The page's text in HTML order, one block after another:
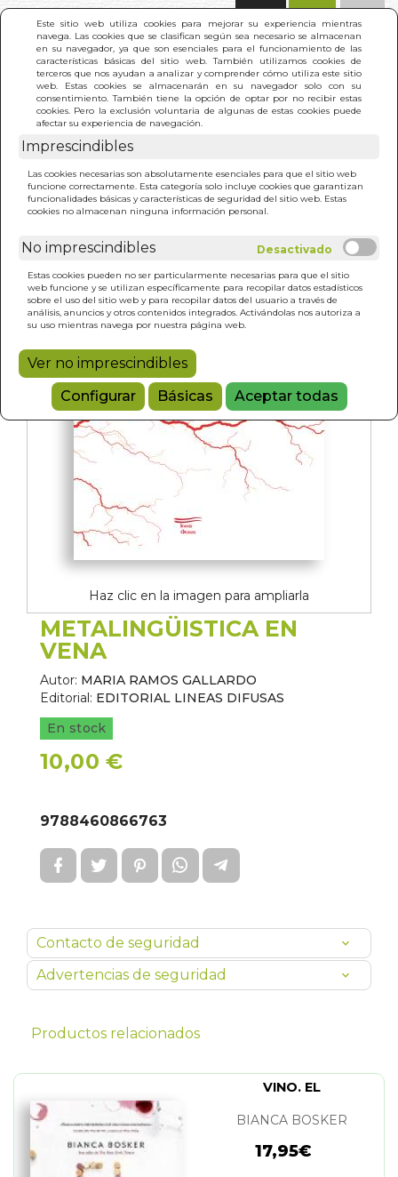
Este sitio web utiliza cookies para mejorar su experiencia mientras
navega. Las cookies que se clasifican según sea necesario se almacenan
en su navegador, ya que son esenciales para el funcionamiento de las
características básicas del sitio web. También utilizamos cookies de
terceros que nos ayudan a analizar y comprender cómo utiliza este sitio
web. Estas cookies se almacenarán en su navegador solo con su
consentimiento. También tiene la opción de optar por no recibir estas
cookies. Pero la exclusión voluntaria de algunas de estas cookies puede
afectar su experiencia de navegación.
Imprescindibles
Las cookies necesarias son absolutamente esenciales para que el sitio web
funcione correctamente. Esta categoría solo incluye cookies que garantizan
funcionalidades básicas y características de seguridad del sitio web. Estas
cookies no almacenan ninguna información personal.
No imprescindibles
Estas cookies pueden no ser particularmente necesarias para que el sitio
web funcione y se utilizan específicamente para recopilar datos estadísticos
sobre el uso del sitio web y para recopilar datos del usuario a través de
análisis, anuncios y otros contenidos integrados. Activándolas nos autoriza a
su uso mientras navega por nuestra página web.
Ver no imprescindibles
Configurar
Básicas Aceptar todas
INICIO > METALINGÜISTICA EN VENA
Haz clic en la imagen para ampliarla
METALINGÜISTICA EN
VENA
Autor: MARIA RAMOS GALLARDO
Editorial: EDITORIAL LINEAS DIFUSAS
En stock
10,00 €
9788460866763
Contacto de seguridad
Advertencias de seguridad
Productos relacionados
VINO. EL
BIANCA BOSKER
17,95€